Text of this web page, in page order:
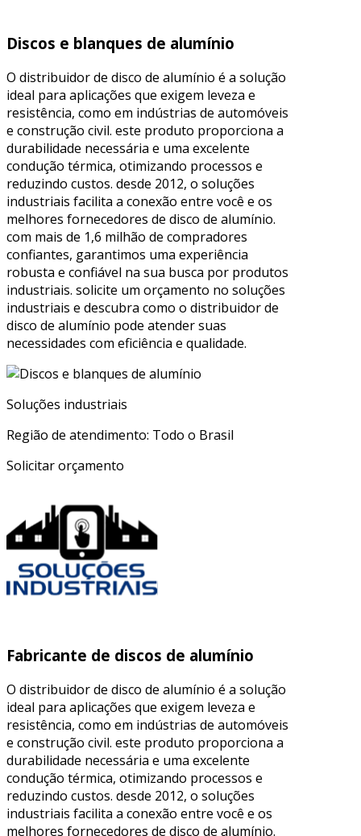
Discos e blanques de alumínio
O distribuidor de disco de alumínio é a solução
ideal para aplicações que exigem leveza e
resistência, como em indústrias de automóveis
e construção civil. este produto proporciona a
durabilidade necessária e uma excelente
condução térmica, otimizando processos e
reduzindo custos. desde 2012, o soluções
industriais facilita a conexão entre você e os
melhores fornecedores de disco de alumínio.
com mais de 1,6 milhão de compradores
confiantes, garantimos uma experiência
robusta e confiável na sua busca por produtos
industriais. solicite um orçamento no soluções
industriais e descubra como o distribuidor de
disco de alumínio pode atender suas
necessidades com eficiência e qualidade.
Soluções industriais
Região de atendimento: Todo o Brasil
Solicitar orçamento
Fabricante de discos de alumínio
O distribuidor de disco de alumínio é a solução
ideal para aplicações que exigem leveza e
resistência, como em indústrias de automóveis
e construção civil. este produto proporciona a
durabilidade necessária e uma excelente
condução térmica, otimizando processos e
reduzindo custos. desde 2012, o soluções
industriais facilita a conexão entre você e os
melhores fornecedores de disco de alumínio.